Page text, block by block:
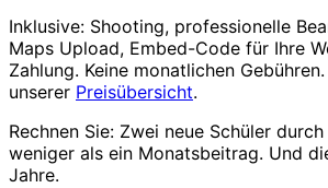
Inklusive: Shooting, professionelle
Maps Upload, Embed-Code für Ihre
Zahlung. Keine monatlichen
unserer Preisübersicht.
Rechnen Sie: Zwei neue Schüler
weniger als ein Monatsbeitrag. Und
Jahre.